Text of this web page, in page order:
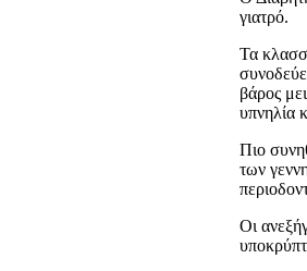
γιατρό.
Τα
βάρος
υπνηλία
Πιο
των
Οι